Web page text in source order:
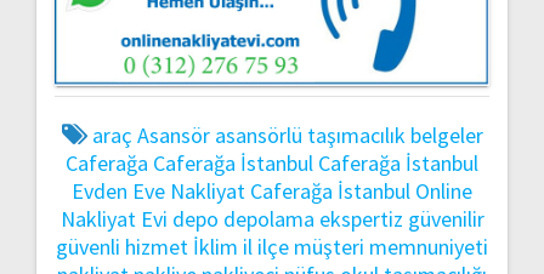
araç Asansör asansörlü taşımacılık belgeler
Caferağa Caferağa İstanbul Caferağa İstanbul
Evden Eve Nakliyat Caferağa İstanbul Online
Nakliyat Evi depo depolama ekspertiz güvenilir
güvenli hizmet İklim il ilçe müşteri memnuniyeti